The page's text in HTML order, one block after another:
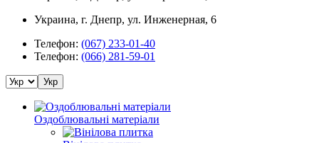
Украина, г. Днепр, ул. Инженерная, 6
Телефон:
Укр